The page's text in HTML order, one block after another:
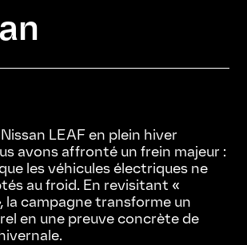
LEAF en plein hiver
avons affronté un frein majeur :
les véhicules électriques ne
au froid. En revisitant «
la campagne transforme un
en une preuve concrète de